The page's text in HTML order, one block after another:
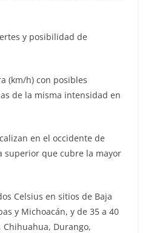
y posibilidad de
(km/h) con posibles
de la misma intensidad en
en el occidente de
superior que cubre la mayor
Celsius en sitios de Baja
y Michoacán, y de 35 a 40
Chihuahua, Durango,